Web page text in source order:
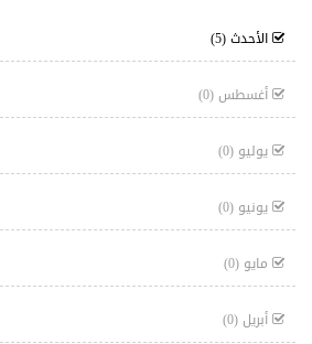
الأحدث(5)
أغسطس (0)
يوليو (0)
يونيو (0)
مايو (0)
أبريل (0)